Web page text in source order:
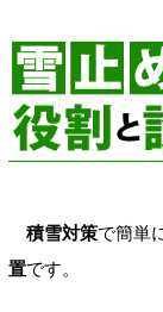
積雪対策で簡単
置です。